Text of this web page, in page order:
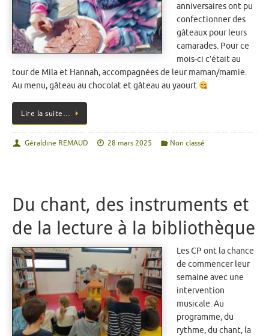
anniversaires ont pu
confectionner des
gâteaux pour leurs
camarades. Pour ce
mois-ci c’était au
tour de Mila et Hannah, accompagnées de leur maman/mamie.
Au menu, gâteau au chocolat et gâteau au yaourt
Lire la suite…
Géraldine REMAUD 28 mars 2025 Non classé
Du chant, des instruments et
de la lecture à la bibliothèque
Les CP ont la chance
de commencer leur
semaine avec une
intervention
musicale. Au
programme, du
rythme, du chant, la